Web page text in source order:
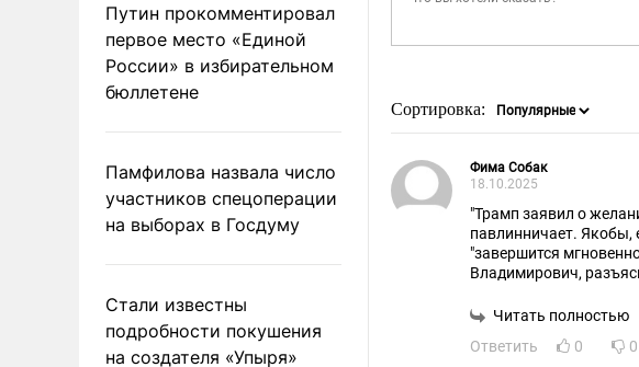
Путин прокомментировал
первое место «Единой
России» в избирательном
бюллетене
Памфилова назвала число
участников спецоперации
на выборах в Госдуму
Стали известны
подробности покушения
на создателя «Упыря»
Сортировка:
Фима Собак
18.10.2025
"Трамп заявил о
павлинничает. Якобы,
"завершится
Владимирович,
Читать полностью
Ответить
0 0